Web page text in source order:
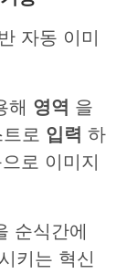
자동 이미
해 영역 을
로 입력 하
로 이미지
순식간에
키는 혁신